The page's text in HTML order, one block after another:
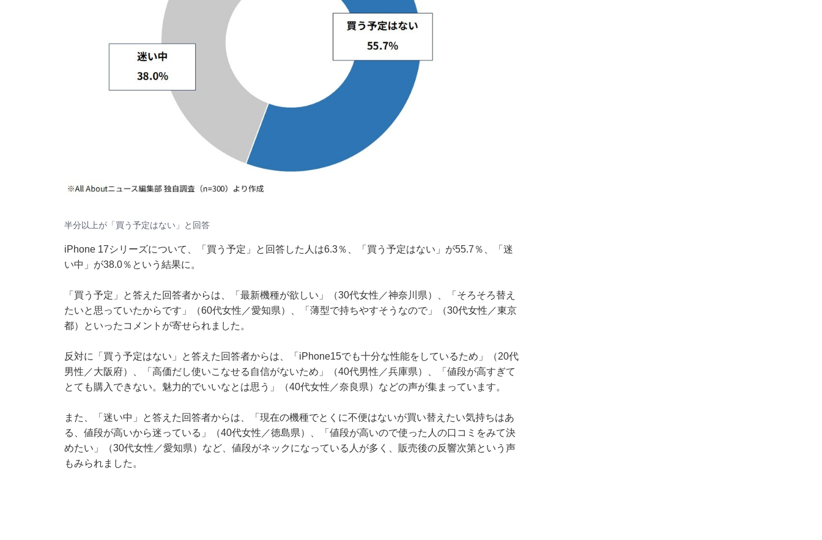
半分以上が「買う予定はない」と回答
iPhone 17シリーズについて、「買う予定」と回答した人は6.3％、「買う予定はない」が55.7％、「迷
い中」が38.0％という結果に。
「買う予定」と答えた回答者からは、「最新機種が欲しい」（30代女性／神奈川県）、「そろそろ替え
たいと思っていたからです」（60代女性／愛知県）、「薄型で持ちやすそうなので」（30代女性／東京
都）といったコメントが寄せられました。
反対に「買う予定はない」と答えた回答者からは、「iPhone15でも十分な性能をしているため」（20代
男性／大阪府）、「高価だし使いこなせる自信がないため」（40代男性／兵庫県）、「値段が高すぎて
とても購入できない。魅力的でいいなとは思う」（40代女性／奈良県）などの声が集まっています。
また、「迷い中」と答えた回答者からは、「現在の機種でとくに不便はないが買い替えたい気持ちはあ
る、値段が高いから迷っている」（40代女性／徳島県）、「値段が高いので使った人の口コミをみて決
めたい」（30代女性／愛知県）など、値段がネックになっている人が多く、販売後の反響次第という声
もみられました。